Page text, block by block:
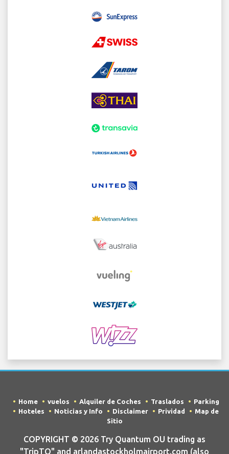
Home vuelos Alquiler de Coches Traslados
Parking
Hoteles
Noticias y Info Disclaimer Prividad
Map de
Sitio
COPYRIGHT © 2026 Try Quantum OU trading as
"TripTQ" and arlandastockholmairport.com (also